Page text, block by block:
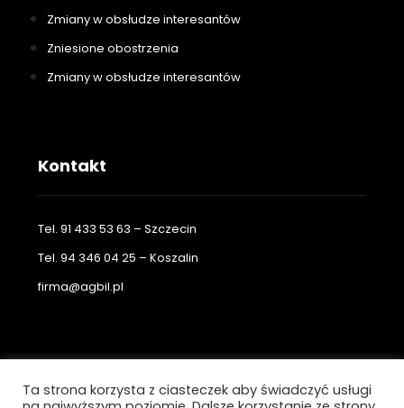
Zmiany w obsłudze interesantów
Zniesione obostrzenia
Zmiany w obsłudze interesantów
Kontakt
Tel. 91 433 53 63 – Szczecin
Tel. 94 346 04 25 – Koszalin
firma@agbil.pl
Stronę wykonała firmaATABIT - www.atabit.pl© 2026 - w
Ta strona korzysta z ciasteczek aby świadczyć usługi